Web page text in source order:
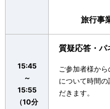
旅行事
15:45
～
15:55
（10分
質疑応答・パ
ご参加者様か
について時間
だきます。